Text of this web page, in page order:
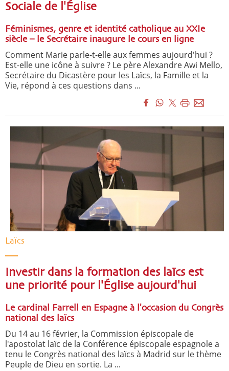
Sociale de l'Église
Féminismes, genre et identité catholique au XXIe
siècle – le Secrétaire inaugure le cours en ligne
Comment Marie parle-t-elle aux femmes aujourd'hui ?
Est-elle une icône à suivre ? Le père Alexandre Awi Mello,
Secrétaire du Dicastère pour les Laïcs, la Famille et la
Vie, répond à ces questions dans ...
Laïcs
Investir dans la formation des laïcs est
une priorité pour l'Église aujourd'hui
Le cardinal Farrell en Espagne à l'occasion du Congrès
national des laïcs
Du 14 au 16 février, la Commission épiscopale de
l'apostolat laïc de la Conférence épiscopale espagnole a
tenu le Congrès national des laïcs à Madrid sur le thème
Peuple de Dieu en sortie. La ...